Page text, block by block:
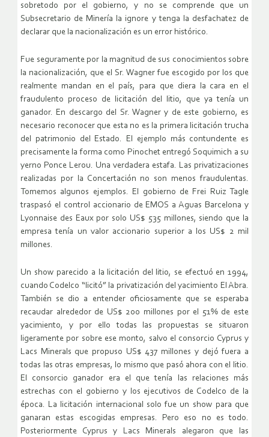
sobretodo por el gobierno, y no se comprende que un
Subsecretario de Minería la ignore y tenga la desfachatez de
declarar que la nacionalización es un error histórico.
Fue seguramente por la magnitud de sus conocimientos sobre
la nacionalización, que el Sr. Wagner fue escogido por los que
realmente mandan en el país, para que diera la cara en el
fraudulento proceso de licitación del litio, que ya tenía un
ganador. En descargo del Sr. Wagner y de este gobierno, es
necesario reconocer que esta no es la primera licitación trucha
del patrimonio del Estado. El ejemplo más contundente es
precisamente la forma como Pinochet entregó Soquimich a su
yerno Ponce Lerou. Una verdadera estafa. Las privatizaciones
realizadas por la Concertación no son menos fraudulentas.
Tomemos algunos ejemplos. El gobierno de Frei Ruiz Tagle
traspasó el control accionario de EMOS a Aguas Barcelona y
Lyonnaise des Eaux por solo US$ 535 millones, siendo que la
empresa tenía un valor accionario superior a los US$ 2 mil
millones.
Un show parecido a la licitación del litio, se efectuó en 1994,
cuando Codelco “licitó” la privatización del yacimiento El Abra.
También se dio a entender oficiosamente que se esperaba
recaudar alrededor de US$ 200 millones por el 51% de este
yacimiento, y por ello todas las propuestas se situaron
ligeramente por sobre ese monto, salvo el consorcio Cyprus y
Lacs Minerals que propuso US$ 437 millones y dejó fuera a
todas las otras empresas, lo mismo que pasó ahora con el litio.
El consorcio ganador era el que tenía las relaciones más
estrechas con el gobierno y los ejecutivos de Codelco de la
época. La licitación internacional solo fue un show para que
ganaran estas escogidas empresas. Pero eso no es todo.
Posteriormente Cyprus y Lacs Minerals alegaron que las